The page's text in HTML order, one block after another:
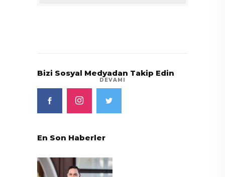
DEVAMI
Bizi Sosyal Medyadan Takip Edin
En Son Haberler